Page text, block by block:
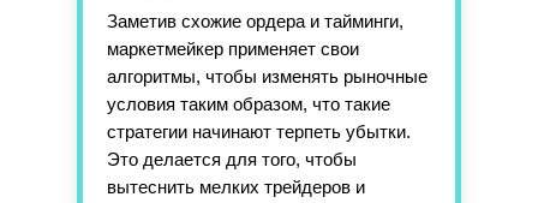
Заметив схожие ордера и тайминги,
маркетмейкер применяет свои
алгоритмы, чтобы изменять рыночные
условия таким образом, что такие
стратегии начинают терпеть убытки.
Это делается для того, чтобы
вытеснить мелких трейдеров и